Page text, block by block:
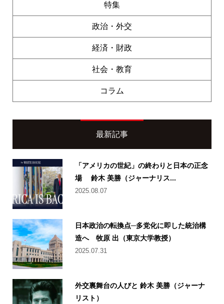
特集
政治・外交
経済・財政
社会・教育
コラム
最新記事
「アメリカの世紀」の終わりと日本の正念
場 鈴木 美勝（ジャーナリス...
2025.08.07
日本政治の転換点─多党化に即した統治構
造へ 牧原 出（東京大学教授）
2025.07.31
外交裏舞台の人びと 鈴木 美勝（ジャーナ
リスト）